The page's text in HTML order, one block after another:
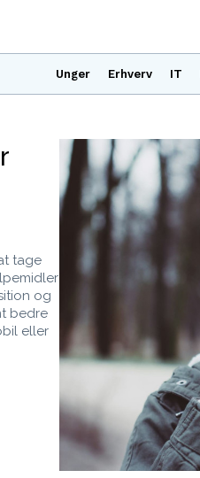
Unger Erhverv IT
tage
og
bedre
eller